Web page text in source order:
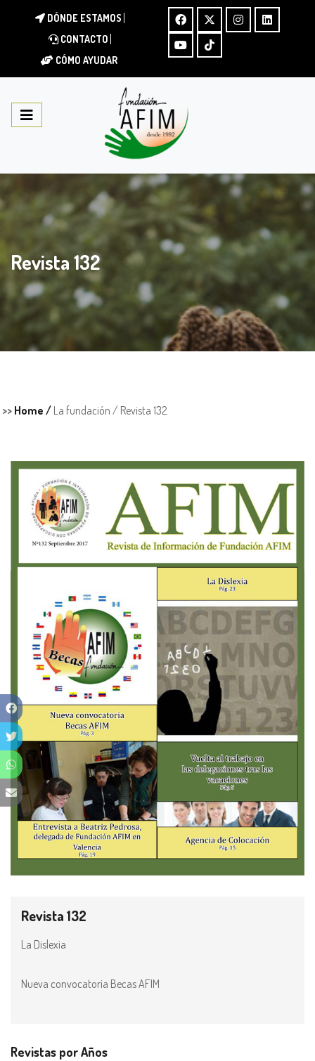
DÓNDE ESTAMOS
CONTACTO
CÓMO AYUDAR
Revista 132
>> Home / La fundación / Revista 132
Revista 132
La Dislexia
Nueva convocatoria Becas AFIM
Revistas por Años